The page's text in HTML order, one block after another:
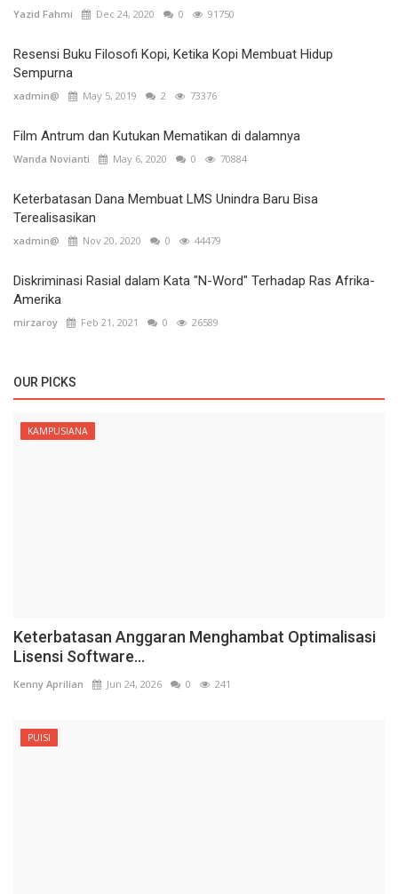
Yazid Fahmi Dec 24, 2020 0 91750
Resensi Buku Filosofi Kopi, Ketika Kopi Membuat Hidup
Sempurna
xadmin@ May 5, 2019 2 73376
Film Antrum dan Kutukan Mematikan di dalamnya
Wanda Novianti May 6, 2020 0 70884
Keterbatasan Dana Membuat LMS Unindra Baru Bisa
Terealisasikan
xadmin@ Nov 20, 2020 0 44479
Diskriminasi Rasial dalam Kata "N-Word" Terhadap Ras Afrika-
Amerika
mirzaroy Feb 21, 2021 0 26589
OUR PICKS
KAMPUSIANA
Keterbatasan Anggaran Menghambat Optimalisasi
Lisensi Software...
Kenny Aprilian Jun 24, 2026 0 241
PUISI